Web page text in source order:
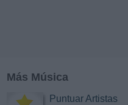
Más Música
Puntuar Artistas